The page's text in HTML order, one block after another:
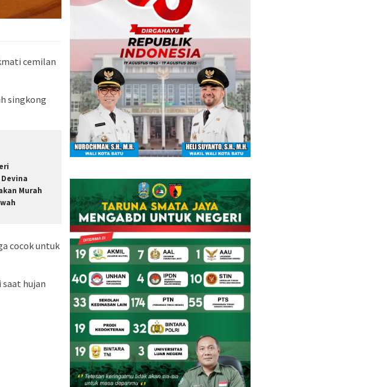
cemilan
singkong
Murah
cocok untuk
hujan